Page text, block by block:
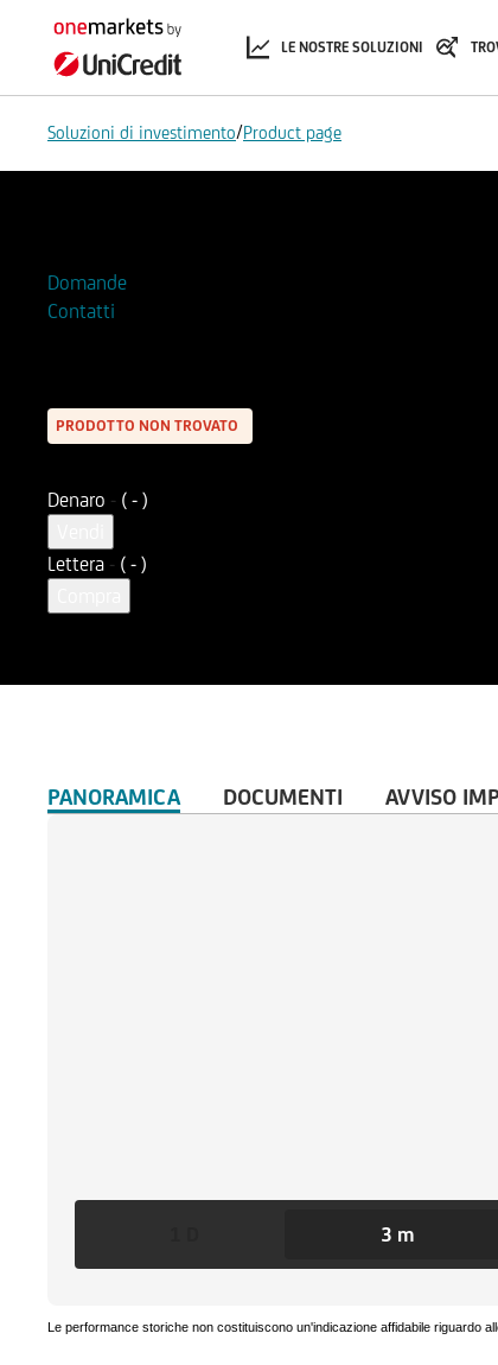
LE NOSTRE SOLUZIONI
Soluzioni di investimento/Product page
Domande
Contatti
PRODOTTO NON TROVATO
Denaro - ( - )
Lettera - ( - )
PANORAMICA DOCUMENTI AVVISO
3 m
Le performance storiche non costituiscono un'indicazione affidabile riguardo